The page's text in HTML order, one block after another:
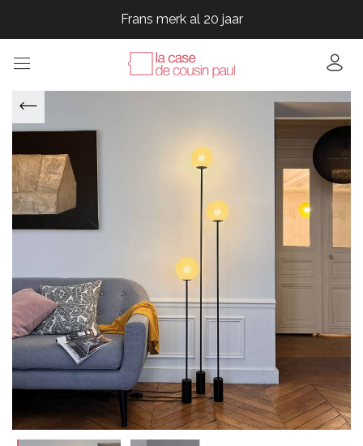
Frans merk al 20 jaar
Frans merk al 20 jaar
Frans merk al 20 jaar